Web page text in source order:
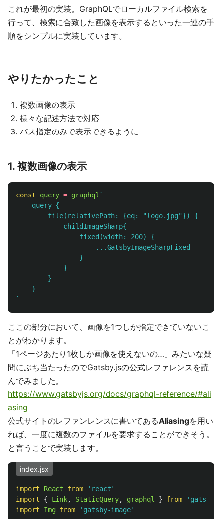
これが最初の実装。GraphQLでローカルファイル検索を
行って、検索に合致した画像を表示するといった一連の手
順をシンプルに実装しています。
やりたかったこと
複数画像の表示
様々な記述方法で対応
パス指定のみで表示できるように
1. 複数画像の表示
const query = graphql `
    query {
        file(relativePath: {eq: "logo.jpg"}) {
            childImageSharp{
                fixed(width: 200) {
                    ...GatsbyImageSharpFixed
                }
            }
        }
    }
`
ここの部分において、画像を1つしか指定できていないこ
とがわかります。
「1ページあたり1枚しか画像を使えないの…」みたいな疑
問にぶち当たったのでGatsby.jsの公式レファレンスを読
んでみました。
https://www.gatsbyjs.org/docs/graphql-reference/#ali
asing
公式サイトのレファンレンスに書いてあるAliasingを用い
れば、一度に複数のファイルを要求することができそう。
と言うことで実装します。
index.jsx
import React from ' react '
import
{ Link, StaticQuery, graphql } from ' gatsby
import
Img from ' gatsby-image'